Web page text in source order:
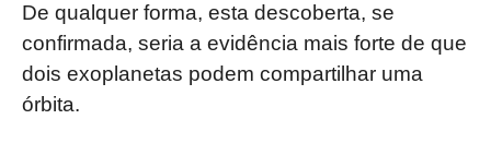
De qualquer forma, esta descoberta, se
confirmada, seria a evidência mais forte de que
dois exoplanetas podem compartilhar uma
órbita.